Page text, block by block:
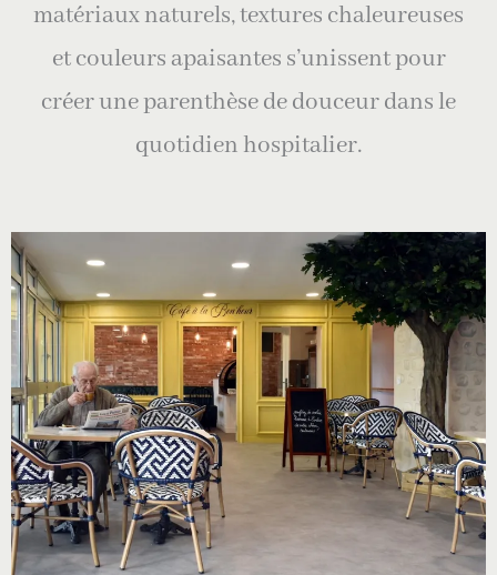
matériaux naturels, textures chaleureuses
et couleurs apaisantes s’unissent pour
créer une parenthèse de douceur dans le
quotidien hospitalier.